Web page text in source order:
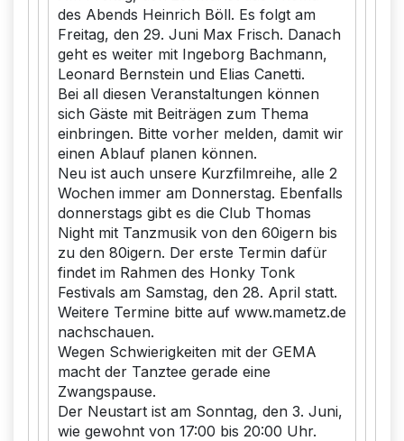
des Abends Heinrich Böll. Es folgt am
Freitag, den 29. Juni Max Frisch. Danach
geht es weiter mit Ingeborg Bachmann,
Leonard Bernstein und Elias Canetti.
Bei all diesen Veranstaltungen können
sich Gäste mit Beiträgen zum Thema
einbringen. Bitte vorher melden, damit wir
einen Ablauf planen können.
Neu ist auch unsere Kurzfilmreihe, alle 2
Wochen immer am Donnerstag. Ebenfalls
donnerstags gibt es die Club Thomas
Night mit Tanzmusik von den 60igern bis
zu den 80igern. Der erste Termin dafür
findet im Rahmen des Honky Tonk
Festivals am Samstag, den 28. April statt.
Weitere Termine bitte auf www.mametz.de
nachschauen.
Wegen Schwierigkeiten mit der GEMA
macht der Tanztee gerade eine
Zwangspause.
Der Neustart ist am Sonntag, den 3. Juni,
wie gewohnt von 17:00 bis 20:00 Uhr.